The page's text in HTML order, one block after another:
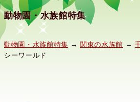
動物園・水族館特集
動物園・水族館特集 → 関東の水族館 →
シーワールド